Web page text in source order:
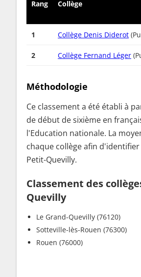
Rang Collège
1 Collège Denis Diderot
2 Collège Fernand Léger
Méthodologie
Ce classement a été établi à
de début de sixième en
l'Education nationale. La
chaque collège afin
Petit-Quevilly.
Classement des
Quevilly
Le Grand-Quevilly (76120)
Sotteville-lès-Rouen (76300)
Rouen (76000)